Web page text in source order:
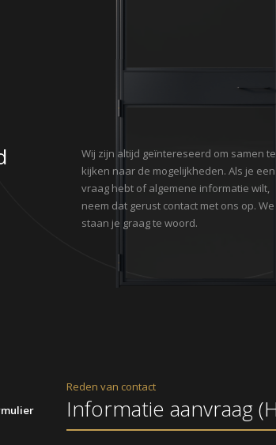
Wij zijn altijd geïntereseerd om samen te
kijken naar de mogelijkheden. Als je een
vraag hebt of algemene informatie wilt,
neem dat gerust contact met ons op. We
staan je graag te woord.
Reden van contact